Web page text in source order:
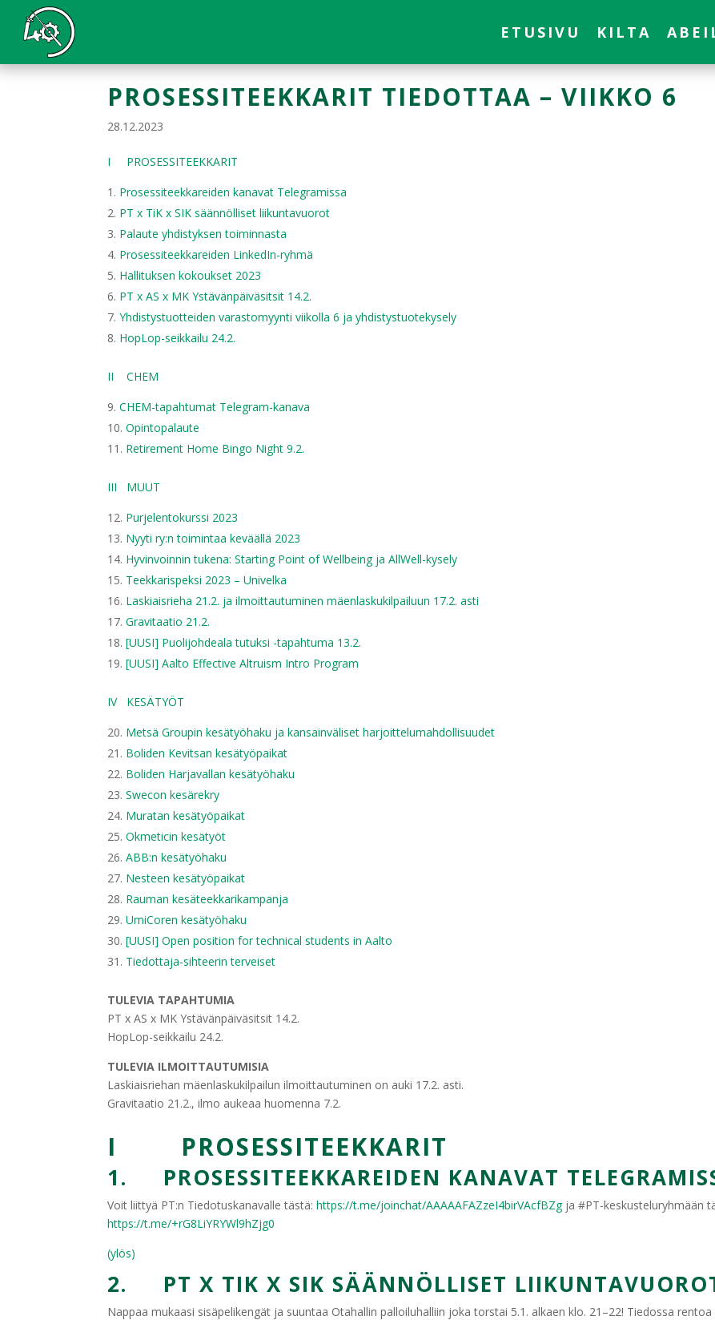
ETUSIVU KILTA
PROSESSITEEKKARIT TIEDOTTAA – VIIKKO 6
28.12.2023
I PROSESSITEEKKARIT
Prosessiteekkareiden kanavat Telegramissa
PT x TiK x SIK säännölliset liikuntavuorot
Palaute yhdistyksen toiminnasta
Prosessiteekkareiden LinkedIn-ryhmä
Hallituksen kokoukset 2023
PT x AS x MK Ystävänpäiväsitsit 14.2.
Yhdistystuotteiden varastomyynti viikolla 6 ja yhdistystuotekysely
HopLop-seikkailu 24.2.
II CHEM
CHEM-tapahtumat Telegram-kanava
Opintopalaute
Retirement Home Bingo Night 9.2.
III MUUT
Purjelentokurssi 2023
Nyyti ry:n toimintaa keväällä 2023
Hyvinvoinnin tukena: Starting Point of Wellbeing ja AllWell-kysely
Teekkarispeksi 2023 – Univelka
Laskiaisrieha 21.2. ja ilmoittautuminen mäenlaskukilpailuun 17.2. asti
Gravitaatio 21.2.
[UUSI] Puolijohdeala tutuksi -tapahtuma 13.2.
[UUSI] Aalto Effective Altruism Intro Program
IV KESÄTYÖT
Metsä Groupin kesätyöhaku ja kansainväliset harjoittelumahdollisuudet
Boliden Kevitsan kesätyöpaikat
Boliden Harjavallan kesätyöhaku
Swecon kesärekry
Muratan kesätyöpaikat
Okmeticin kesätyöt
ABB:n kesätyöhaku
Nesteen kesätyöpaikat
Rauman kesäteekkarikampanja
UmiCoren kesätyöhaku
[UUSI] Open position for technical students in Aalto
Tiedottaja-sihteerin terveiset
TULEVIA TAPAHTUMIA
PT x AS x MK Ystävänpäiväsitsit 14.2.
HopLop-seikkailu 24.2.
TULEVIA ILMOITTAUTUMISIA
Laskiaisriehan mäenlaskukilpailun ilmoittautuminen on auki 17.2. asti.
Gravitaatio 21.2., ilmo aukeaa huomenna 7.2.
I PROSESSITEEKKARIT
1. PROSESSITEEKKAREIDEN KANAVAT
Voit liittyä PT:n Tiedotuskanavalle tästä:https://t.me/joinchat/AAAAAFAZzeI4birVAcfBZgja #PT-keskusteluryhmään
https://t.me/+rG8LiYRYWl9hZjg0
(ylös)
2. PT X TIK X SIK SÄÄNNÖLLISET
Nappaa mukaasi sisäpelikengät ja suuntaa Otahallin palloiluhalliin joka torstai 5.1. alkaen klo. 21–22! Tiedossa